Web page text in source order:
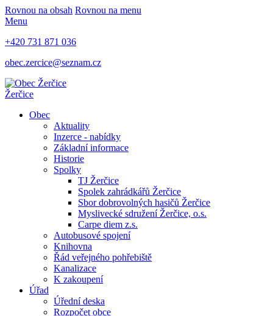
Rovnou na obsah Rovnou na menu
Menu
+420 731 871 036
obec.zercice@seznam.cz
Žerčice
Obec
Aktuality
Inzerce - nabídky
Základní informace
Historie
Spolky
TJ Žerčice
Spolek zahrádkářů Žerčice
Sbor dobrovolných hasičů Žerčice
Myslivecké sdružení Žerčice, o.s.
Carpe diem z.s.
Autobusové spojení
Knihovna
Řád veřejného pohřebiště
Kanalizace
K zakoupení
Úřad
Úřední deska
Rozpočet obce